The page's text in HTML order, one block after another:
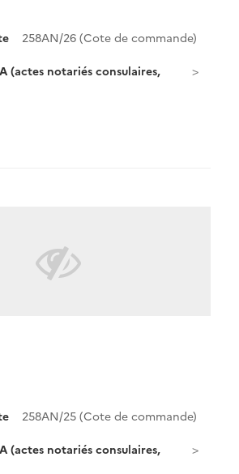
258AN/26 (Cote de commande)
(actes notariés consulaires,
258AN/25 (Cote de commande)
(actes notariés consulaires,